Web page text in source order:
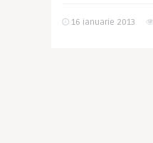
16 ianuarie 2013